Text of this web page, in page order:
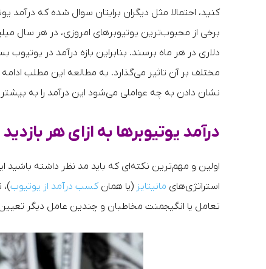
کنید، احتمالا مثل دیگران برایتان سوال شده که درآمد
برخی از محبوب‌ترین یوتیوبرهای امروزی، در هر سال
دلاری در هر ماه برسند. بنابراین بازه درآمد در
مختلف بر آن تاثیر می‌گذارد. به مطالعه این مطلب
نشان دادن به چه عواملی می‌شود این درآمد را به
درآمد یوتیوبرها به ازای هر
اولین و مهم‌ترین نکته‌ای که باید مد نظر داشته باشید
استراتژی‌های مانیتایز (یا همان کسب درآمد از یوتیوب)،
تعامل یا انگیجمنت مخاطبان و چندین عامل دیگر